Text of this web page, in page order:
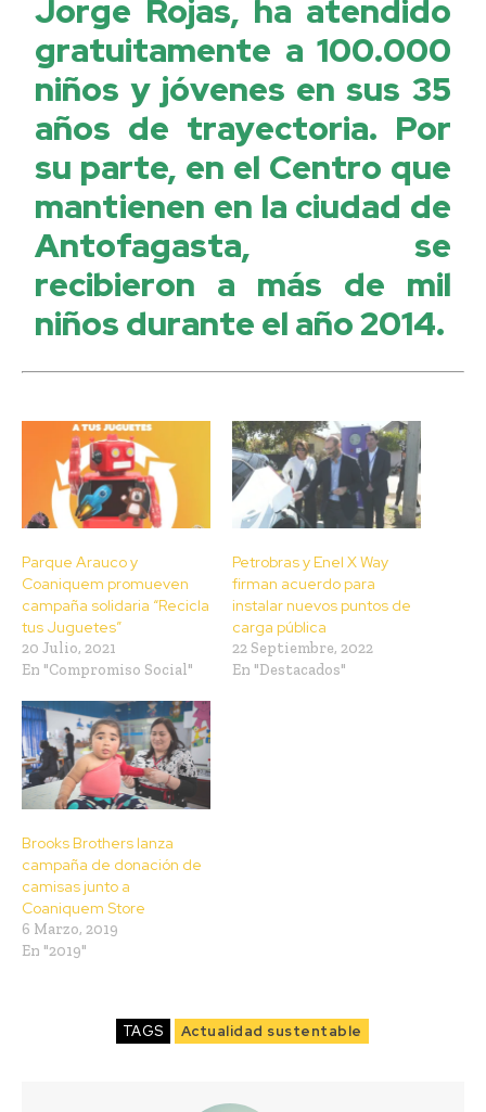
Jorge Rojas, ha atendido
gratuitamente a 100.000
niños y jóvenes en sus 35
años de trayectoria. Por
su parte, en el Centro que
mantienen en la ciudad de
Antofagasta, se
recibieron a más de mil
niños durante el año 2014.
Parque Arauco y
Coaniquem promueven
campaña solidaria “Recicla
tus Juguetes”
20 Julio, 2021
En "Compromiso Social"
Petrobras y Enel X Way
firman acuerdo para
instalar nuevos puntos de
carga pública
22 Septiembre, 2022
En "Destacados"
Brooks Brothers lanza
campaña de donación de
camisas junto a
Coaniquem Store
6 Marzo, 2019
En "2019"
TAGS Actualidad sustentable